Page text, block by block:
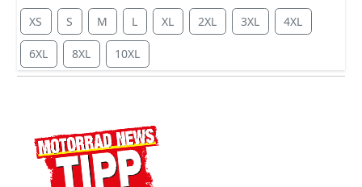
XS S M L XL 2XL 3XL 4XL
6XL 8XL 10XL